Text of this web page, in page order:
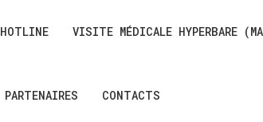
HOTLINE VISITE MÉDICALE HYPERBARE
PARTENAIRES CONTACTS